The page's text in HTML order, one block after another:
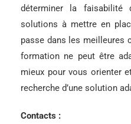
déterminer la
solutions à mettre en
passe dans les meilleures
formation ne peut être
mieux pour vous orienter
recherche d’une solution
Contacts :